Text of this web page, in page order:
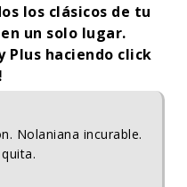
los clásicos de tu
un solo lugar.
Plus haciendo click
!
Nolaniana incurable.